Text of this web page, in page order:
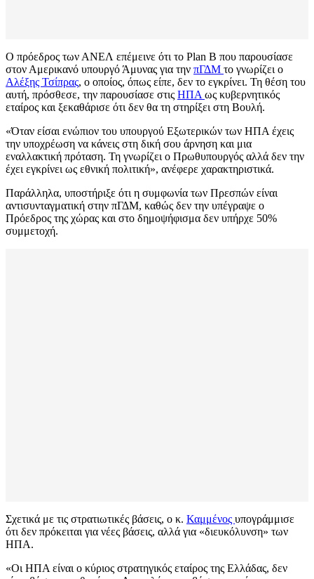
Ο πρόεδρος των ΑΝΕΛ επέμεινε ότι το Plan B που παρουσίασε
στον Αμερικανό υπουργό Άμυνας για την πΓΔΜ το γνωρίζει ο
Αλέξης Τσίπρας, ο οποίος, όπως είπε, δεν το εγκρίνει. Τη θέση του
αυτή, πρόσθεσε, την παρουσίασε στις ΗΠΑ ως κυβερνητικός
εταίρος και ξεκαθάρισε ότι δεν θα τη στηρίξει στη Βουλή.
«Όταν είσαι ενώπιον του υπουργού Εξωτερικών των ΗΠΑ έχεις
την υποχρέωση να κάνεις στη δική σου άρνηση και μια
εναλλακτική πρόταση. Τη γνωρίζει ο Πρωθυπουργός αλλά δεν την
έχει εγκρίνει ως εθνική πολιτική», ανέφερε χαρακτηριστικά.
Παράλληλα, υποστήριξε ότι η συμφωνία των Πρεσπών είναι
αντισυνταγματική στην πΓΔΜ, καθώς δεν την υπέγραψε ο
Πρόεδρος της χώρας και στο δημοψήφισμα δεν υπήρχε 50%
συμμετοχή.
Σχετικά με τις στρατιωτικές βάσεις, ο κ. Καμμένος υπογράμμισε
ότι δεν πρόκειται για νέες βάσεις, αλλά για «διευκόλυνση» των
ΗΠΑ.
«Οι ΗΠΑ είναι ο κύριος στρατηγικός εταίρος της Ελλάδας, δεν